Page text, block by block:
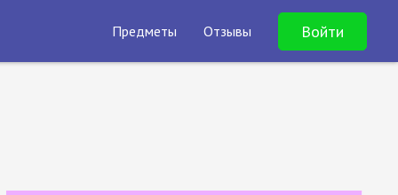
Предметы Отзывы Войти